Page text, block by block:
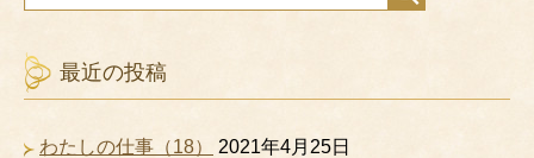
最近の投稿
わたしの仕事（18） 2021年4月25日